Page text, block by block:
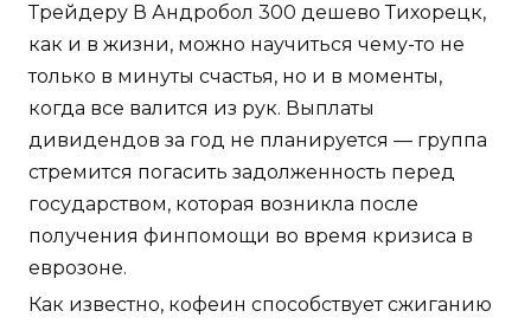
Трейдеру В Андробол 300 дешево Тихорецк,
как и в жизни, можно научиться чему-то не
только в минуты счастья, но и в моменты,
когда все валится из рук. Выплаты
дивидендов за год не планируется — группа
стремится погасить задолженность перед
государством, которая возникла после
получения финпомощи во время кризиса в
еврозоне.
Как известно, кофеин способствует сжиганию